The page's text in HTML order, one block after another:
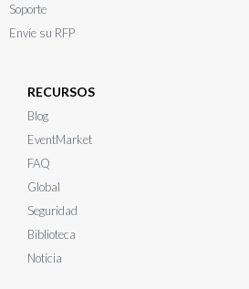
Soporte
Envíe su RFP
RECURSOS
Blog
EventMarket
FAQ
Global
Seguridad
Biblioteca
Notícia